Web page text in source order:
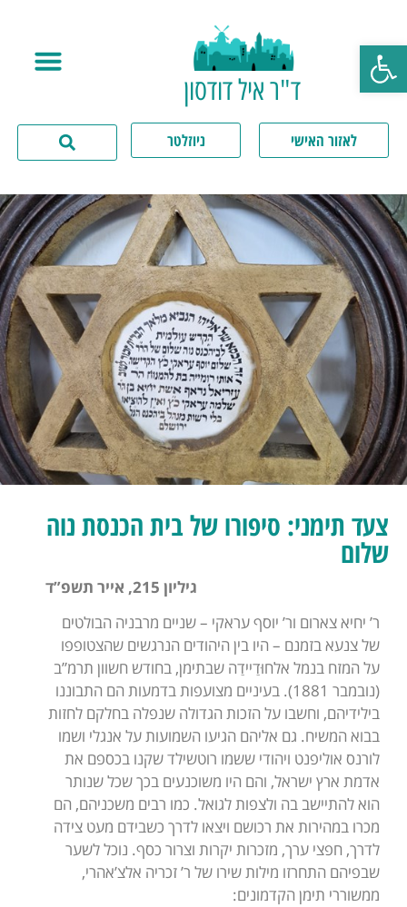
פתח סרגל נגישות
ד"ר איל דודסון
לאזור האישי ניוזלטר
צעד תימני: סיפורו של בית הכנסת נוה
שלום
גיליון 215, אייר תשפ”ד
ר’ יחיא צארום ור’ יוסף עראקי – שניים מרבניה הבולטים
של צנעא בזמנם – היו בין היהודים הנרגשים שהצטופפו
על המזח בנמל אלחוּדַיידַה שבתימן, בחודש חשוון תרמ”ב
(נובמבר 1881). בעיניים מצועפות בדמעות הם התבוננו
בילידיהם, וחשבו על הזכות הגדולה שנפלה בחלקם לחזות
בבוא המשיח. גם אליהם הגיעו השמועות על אנגלי ושמו
לורנס אוליפנט ויהודי ששמו רוטשילד שקנו בכספם את
אדמת ארץ ישראל, והם היו משוכנעים בכך שכל שנותר
הוא להתיישב בה ולצפות לגואל. כמו רבים משכניהם, הם
מכרו במהירות את רכושם ויצאו לדרך כשבידם מעט צידה
לדרך, חפצי ערך, מזכרות יקרות וצרור כסף. נוכל לשער
שבפיהם התחרזו מילות שירו של ר’ זכריה אלצ’אהרי,
ממשוררי תימן הקדמונים: